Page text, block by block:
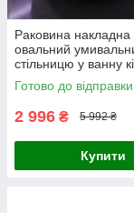
Раковина
овальний
стільницю у ванну
Готово до відправки
2 996 ₴ 5 992 ₴
Купити